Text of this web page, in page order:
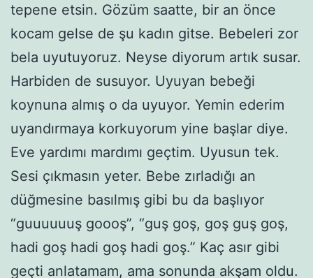
tepene etsin. Gözüm saatte, bir an önce
kocam gelse de şu kadın gitse. Bebeleri zor
bela uyutuyoruz. Neyse diyorum artık susar.
Harbiden de susuyor. Uyuyan bebeği
koynuna almış o da uyuyor. Yemin ederim
uyandırmaya korkuyorum yine başlar diye.
Eve yardımı mardımı geçtim. Uyusun tek.
Sesi çıkmasın yeter. Bebe zırladığı an
düğmesine basılmış gibi bu da başlıyor
“guuuuuuş goooş”, “guş goş, goş guş goş,
hadi goş hadi goş hadi goş.” Kaç asır gibi
geçti anlatamam, ama sonunda akşam oldu.